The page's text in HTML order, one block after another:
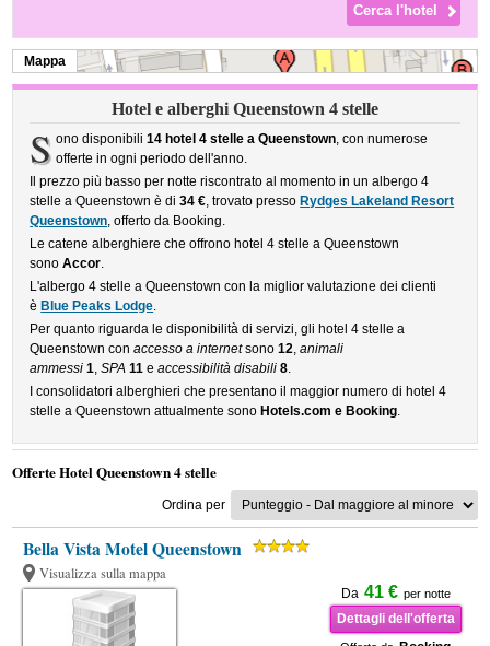
Mappa
Hotel e alberghi Queenstown 4 stelle
S ono disponibili 14 hotel 4 stelle a Queenstown, con numerose
offerte in ogni periodo dell'anno.
Il prezzo più basso per notte riscontrato al momento in un albergo 4
stelle a Queenstown è di34 €, trovato presso Rydges Lakeland Resort
Queenstown, offerto da Booking.
Le catene alberghiere che offrono hotel 4 stelle a Queenstown
sonoAccor.
L'albergo 4 stelle a Queenstown con la miglior valutazione dei clienti
è Blue Peaks Lodge.
Per quanto riguarda le disponibilità di servizi, gli hotel 4 stelle a
Queenstown conaccesso a internetsono12,animali
ammessi 1,SPA 11 eaccessibilità disabili 8.
I consolidatori alberghieri che presentano il maggior numero di hotel 4
stelle a Queenstown attualmente sono Hotels.com e Booking.
Offerte Hotel Queenstown 4 stelle
Ordina per
Bella Vista Motel Queenstown
Visualizza sulla mappa
Da 41 € per notte
Dettagli dell'offerta